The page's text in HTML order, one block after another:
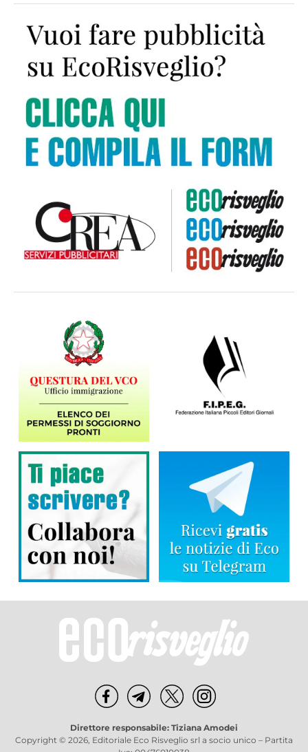
Direttore responsabile: Tiziana Amodei
Copyright © 2026, Editoriale Eco Risveglio srl a socio unico – Partita